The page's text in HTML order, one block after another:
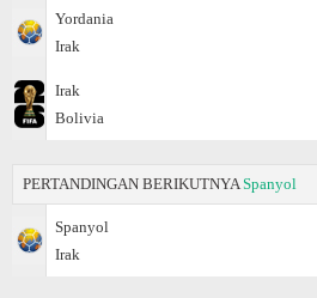
Yordania
Irak
Irak
Bolivia
PERTANDINGAN BERIKUTNYA Spanyol
Spanyol
Irak